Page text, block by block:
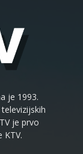
je 1993.
je prvo
KTV.